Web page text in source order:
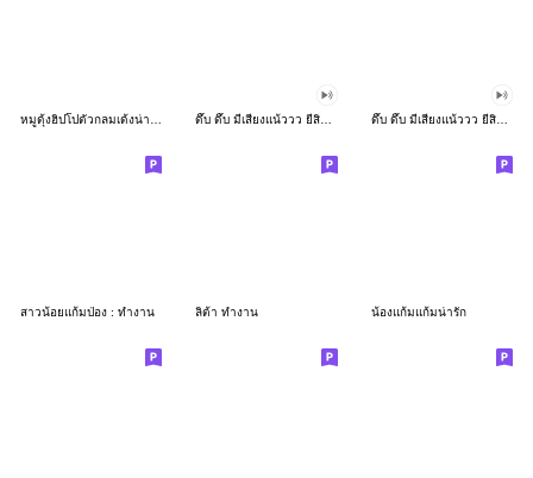
หมูดุ้งฮิปโปตัวกลมเด้งน่ารัก ดึ๊บ ดึ๊บ มีเสียงแน้ววว ยี่สิบเจ็ด ดึ๊บ ดึ๊บ มีเสียงแน้ววว ยี่สิบหก
สาวน้อยแก้มป่อง : ทำงาน ลิต้า ทำงาน น้องแก้มแก้มน่ารัก